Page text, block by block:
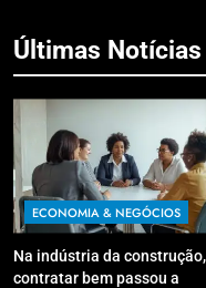
Últimas Notícias
ECONOMIA & NEGÓCIOS
Na indústria da construção,
contratar bem passou a